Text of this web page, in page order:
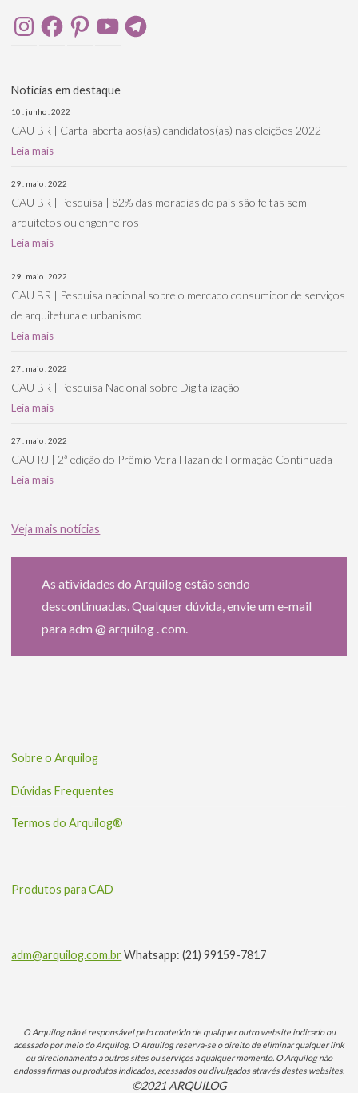
InstagramFacebookPinterestYouTubeTelegram
Notícias em destaque
10 . junho . 2022
CAU BR | Carta-aberta aos(às) candidatos(as) nas eleições 2022
Leia mais
29 . maio . 2022
CAU BR | Pesquisa | 82% das moradias do país são feitas sem
arquitetos ou engenheiros
Leia mais
29 . maio . 2022
CAU BR | Pesquisa nacional sobre o mercado consumidor de serviços
de arquitetura e urbanismo
Leia mais
27 . maio . 2022
CAU BR | Pesquisa Nacional sobre Digitalização
Leia mais
27 . maio . 2022
CAU RJ | 2ª edição do Prêmio Vera Hazan de Formação Continuada
Leia mais
Veja mais notícias
As atividades do Arquilog estão sendo
descontinuadas. Qualquer dúvida, envie um e-mail
para adm @ arquilog . com.
Sobre o Arquilog
Dúvidas Frequentes
Termos do Arquilog®
Produtos para CAD
adm@arquilog.com.brWhatsapp: (21) 99159-7817
O Arquilog não é responsável pelo conteúdo de qualquer outro website indicado ou
acessado por meio do Arquilog. O Arquilog reserva-se o direito de eliminar qualquer link
ou direcionamento a outros sites ou serviços a qualquer momento. O Arquilog não
endossa firmas ou produtos indicados, acessados ou divulgados através destes websites.
©2021 ARQUILOG